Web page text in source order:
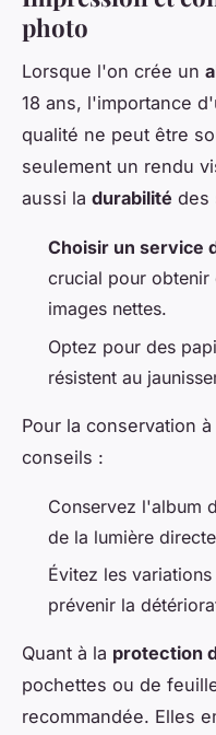
photo
Lorsque l'on crée un
18 ans, l'importance
qualité ne peut être
seulement un rendu
aussi la durabilité des
Choisir un service
crucial pour obtenir
images nettes.
Optez pour des
résistent au
Pour la conservation
conseils :
Conservez l'album
de la lumière
Évitez les
prévenir la
Quant à la protection
pochettes ou de
recommandée. Elles